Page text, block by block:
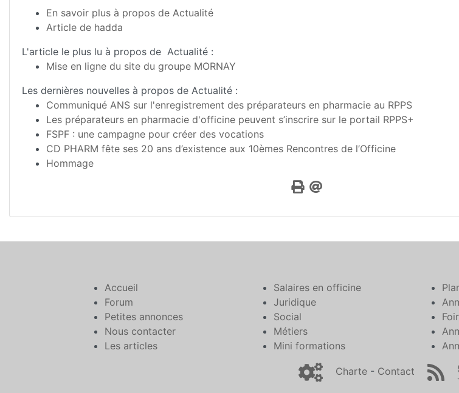
En savoir plus à propos de Actualité
Article de hadda
L'article le plus lu à propos de Actualité :
Mise en ligne du site du groupe MORNAY
Les dernières nouvelles à propos de Actualité :
Communiqué ANS sur l'enregistrement des préparateurs en pharmacie au RPPS
Les préparateurs en pharmacie d'officine peuvent s’inscrire sur le portail RPPS+
FSPF : une campagne pour créer des vocations
CD PHARM fête ses 20 ans d’existence aux 10èmes Rencontres de l’Officine
Hommage
Accueil
Forum
Petites annonces
Nous contacter
Les articles
Salaires en officine
Juridique
Social
Métiers
Mini formations
Charte - Contact